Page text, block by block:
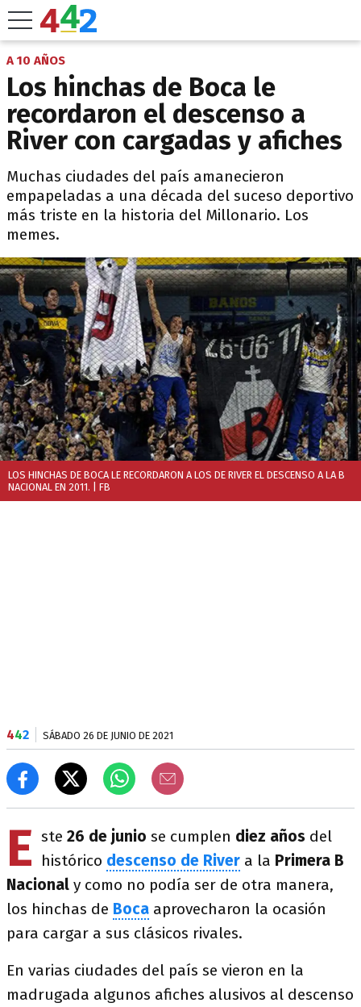
A 10 AÑOS
Los hinchas de Boca le
recordaron el descenso a
River con cargadas y afiches
Muchas ciudades del país amanecieron
empapeladas a una década del suceso deportivo
más triste en la historia del Millonario. Los
memes.
LOS HINCHAS DE BOCA LE RECORDARON A LOS DE RIVER EL DESCENSO A LA B
NACIONAL EN 2011.
| FB
442 SÁBADO 26 DE JUNIO DE 2021
E ste 26 de junio se cumplen diez años del
histórico descenso de River a la Primera B
Nacional y como no podía ser de otra manera,
los hinchas de Boca aprovecharon la ocasión
para cargar a sus clásicos rivales.
En varias ciudades del país se vieron en la
madrugada algunos afiches alusivos al descenso